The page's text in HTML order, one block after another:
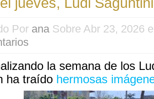
Por ana Sobre Abr 23, 2026
la semana de los
ha traído hermosas